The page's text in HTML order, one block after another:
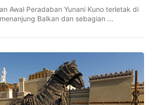
Awal Peradaban Yunani Kuno terletak di
Balkan dan sebagian ...